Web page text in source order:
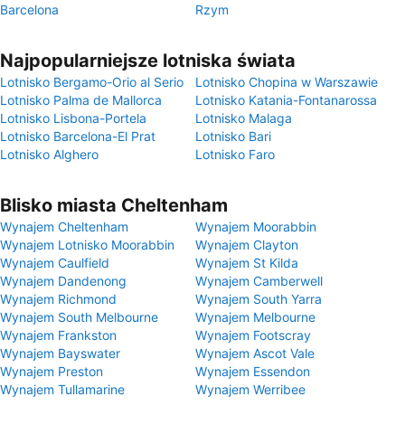
Barcelona
Rzym
Najpopularniejsze lotniska świata
Lotnisko Bergamo-Orio al Serio
Lotnisko Chopina w Warszawie
Lotnisko Palma de Mallorca
Lotnisko Katania-Fontanarossa
Lotnisko Lisbona-Portela
Lotnisko Malaga
Lotnisko Barcelona-El Prat
Lotnisko Bari
Lotnisko Alghero
Lotnisko Faro
Blisko miasta Cheltenham
Wynajem Cheltenham
Wynajem Moorabbin
Wynajem Lotnisko Moorabbin
Wynajem Clayton
Wynajem Caulfield
Wynajem St Kilda
Wynajem Dandenong
Wynajem Camberwell
Wynajem Richmond
Wynajem South Yarra
Wynajem South Melbourne
Wynajem Melbourne
Wynajem Frankston
Wynajem Footscray
Wynajem Bayswater
Wynajem Ascot Vale
Wynajem Preston
Wynajem Essendon
Wynajem Tullamarine
Wynajem Werribee